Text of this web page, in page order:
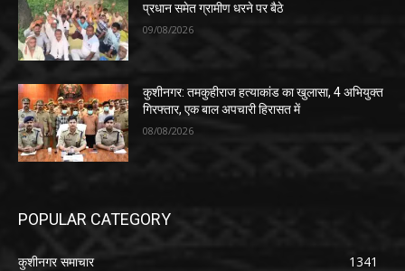
प्रधान समेत ग्रामीण धरने पर बैठे
09/08/2026
कुशीनगर: तमकुहीराज हत्याकांड का खुलासा, 4 अभियुक्त
गिरफ्तार, एक बाल अपचारी हिरासत में
08/08/2026
POPULAR CATEGORY
कुशीनगर समाचार
1341